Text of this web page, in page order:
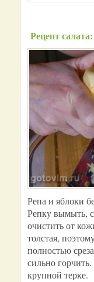
Рецепт салата:
Репа и яблоки
Репку вымыть,
очистить от
толстая,
полностью
сильно
крупной терке.